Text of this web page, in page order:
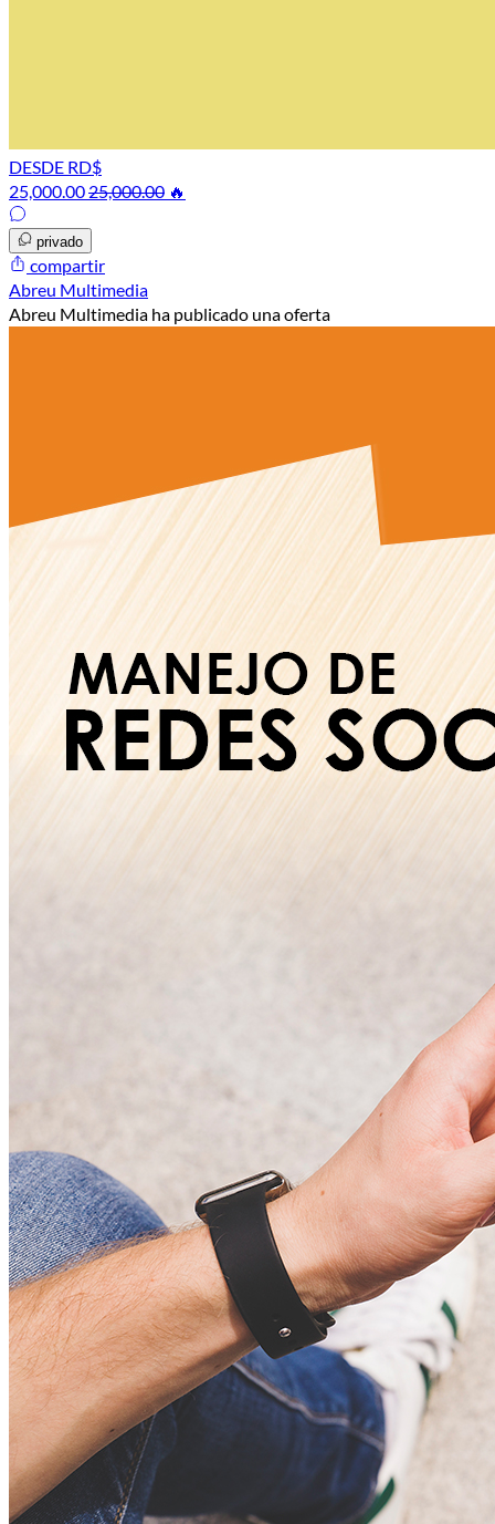
DESDE RD$
25,000.0025,000.00 🔥
privado
compartir
Abreu Multimedia
Abreu Multimedia ha publicado una oferta